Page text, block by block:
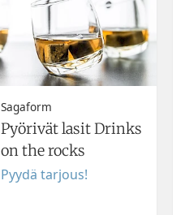
Sagaform
Pyörivät lasit Drinks
on the rocks
Pyydä tarjous!